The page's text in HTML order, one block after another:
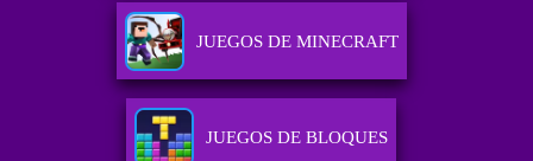
JUEGOS DE MINECRAFT
JUEGOS DE BLOQUES